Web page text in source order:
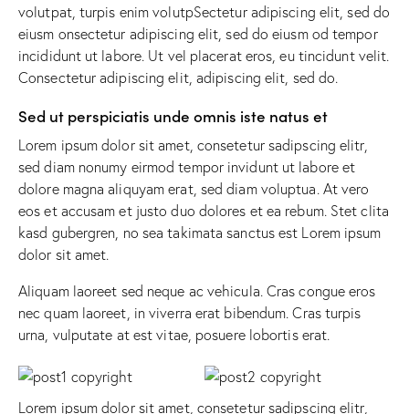
volutpat, turpis enim volutpSectetur adipiscing elit, sed do
eiusm onsectetur adipiscing elit, sed do eiusm od tempor
incididunt ut labore. Ut vel placerat eros, eu tincidunt velit.
Consectetur adipiscing elit, adipiscing elit, sed do.
Sed ut perspiciatis unde omnis iste natus et
Lorem ipsum dolor sit amet, consetetur sadipscing elitr,
sed diam nonumy eirmod tempor invidunt ut labore et
dolore magna aliquyam erat, sed diam voluptua. At vero
eos et accusam et justo duo dolores et ea rebum. Stet clita
kasd gubergren, no sea takimata sanctus est Lorem ipsum
dolor sit amet.
Aliquam laoreet sed neque ac vehicula. Cras congue eros
nec quam laoreet, in viverra erat bibendum. Cras turpis
urna, vulputate at est vitae, posuere lobortis erat.
Lorem ipsum dolor sit amet, consetetur sadipscing elitr,